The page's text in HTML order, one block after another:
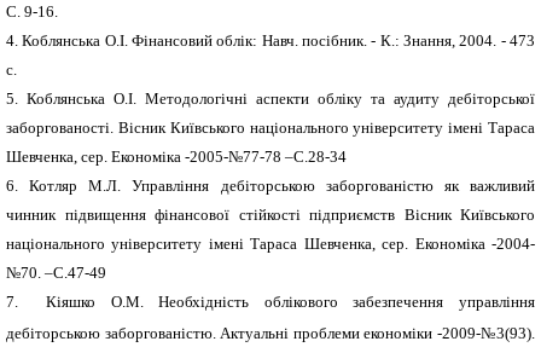
С. 9-16.
4. Коблянська О.І.Фінансовий облік: Навч. посібник. - К.: Знання, 2004. - 473
с.
5.
Коблянська О.І. Методологічні аспекти обліку та аудиту дебіторської
заборгованості. Вісник Київського національного університету імені Тараса
Шевченка, сер. Економіка -2005-№77-78 –С.28-34
6.
Котляр М.Л. Управління дебіторською заборгованістю як важливий
чинник підвищення фінансової стійкості підприємств Вісник Київського
національного університету імені Тараса Шевченка, сер. Економіка -2004-
№70. –С.47-49
7.
Кіяшко О.М. Необхідність облікового забезпечення управління
дебіторською заборгованістю. Актуальні проблеми економіки -2009-№3(93).